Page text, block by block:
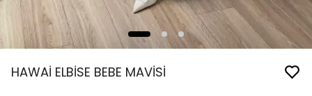
HAWAİ ELBİSE BEBE MAVİSİ